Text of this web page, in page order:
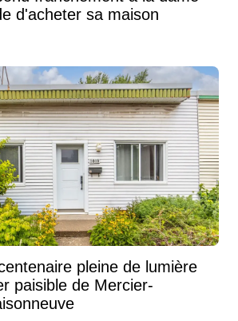
d'acheter sa maison
pleine de lumière
paisible de Mercier-